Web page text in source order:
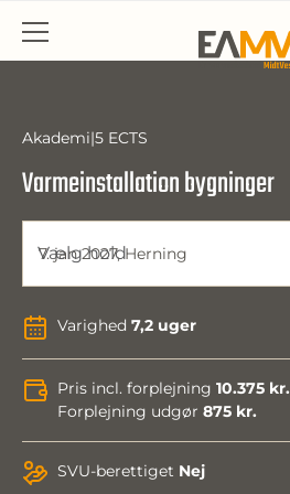
Gå til indhold
Akademi 5 ECTS
Varmeinstallation bygninger
7. jan 2027, Herning
Vælg hold
Varighed 7,2 uger
Pris incl. forplejning 10.375 kr.
Forplejning udgør 875 kr.
SVU-berettiget Nej